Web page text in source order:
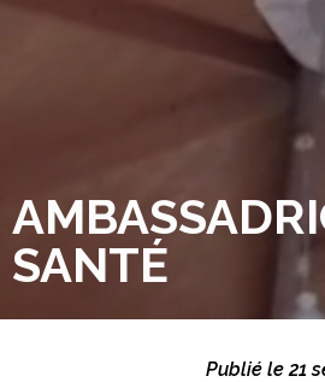
SANTÉ
Publié le 21